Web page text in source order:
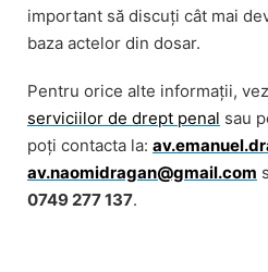
important să discuți cât mai
baza actelor din dosar.
Pentru orice alte informații,
serviciilor de drept penal sau
poți contacta la:
av.naomidragan@gmail.com
0749 277 137.